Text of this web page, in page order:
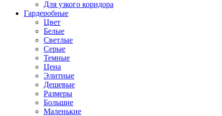
Для узкого коридора
Гардеробные
Цвет
Белые
Светлые
Серые
Темные
Цена
Элитные
Дешевые
Размеры
Большие
Маленькие